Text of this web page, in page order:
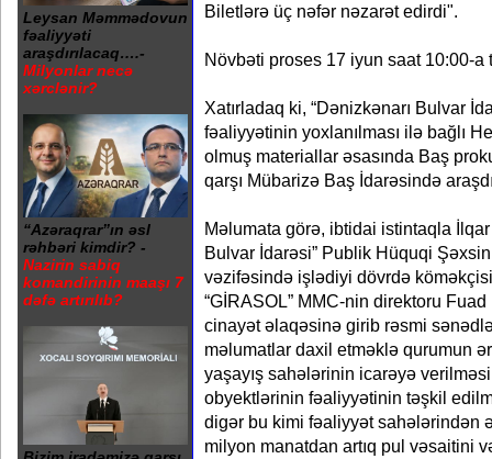
Leysan Məmmədovun
fəaliyyəti
araşdırılacaq….-
Milyonlar necə
xərclənir?
“Azəraqrar”ın əsl
rəhbəri kimdir? -
Nazirin sabiq
komandirinin maaşı 7
dəfə artırılıb?
Biletlərə üç nəfər nəzarət edirdi".
Növbəti proses 17 iyun saat 10:00-a
Xatırladaq ki, “Dənizkənarı Bulvar
fəaliyyətinin yoxlanılması ilə bağlı
olmuş materiallar əsasında Baş
qarşı Mübarizə Baş İdarəsində
Məlumata görə, ibtidai istintaqla
Bulvar İdarəsi” Publik Hüquqi
vəzifəsində işlədiyi dövrdə
“GİRASOL” MMC-nin direktoru
cinayət əlaqəsinə girib rəsmi
məlumatlar daxil etməklə qurumun
yaşayış sahələrinin icarəyə
obyektlərinin fəaliyyətinin təşkil
digər bu kimi fəaliyyət sahələrindən
milyon manatdan artıq pul vəsaitini